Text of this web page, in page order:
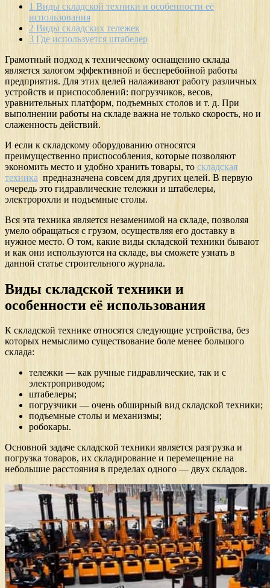
1 Виды складской техники и особенности её
использования
2 Виды складских тележек
3 Где используется штабелер
Грамотный подход к техническому оснащению склада
является залогом эффективной и бесперебойной работы
предприятия. Для этих целей налаживают работу различных
устройств и приспособлений: погрузчиков, весов,
уравнительных платформ, подъемных столов и т. д. При
выполнении работы на складе важна не только скорость, но и
слаженность действий.
И если к складскому оборудованию относятся
преимущественно приспособления, которые позволяют
экономить место и удобно хранить товары, то складская
техника предназначена совсем для других целей. В первую
очередь это гидравлические тележки и штабелеры,
электророхли и подъемные столы.
Вся эта техника является незаменимой на складе, позволяя
умело обращаться с грузом, осуществляя его доставку в
нужное место. О том, какие виды складской техники бывают
и как они используются на складе, вы сможете узнать в
данной статье строительного журнала.
Виды складской техники и
особенности её использования
К складской технике относятся следующие устройства, без
которых немыслимо существование боле менее большого
склада:
тележки — как ручные гидравлические, так и с
электроприводом;
штабелеры;
погрузчики — очень обширный вид складской техники;
подъемные столы и механизмы;
робокары.
Основной задаче складской техники является разгрузка и
погрузка товаров, их складирование и перемещение на
небольшие расстояния в пределах одного — двух складов.